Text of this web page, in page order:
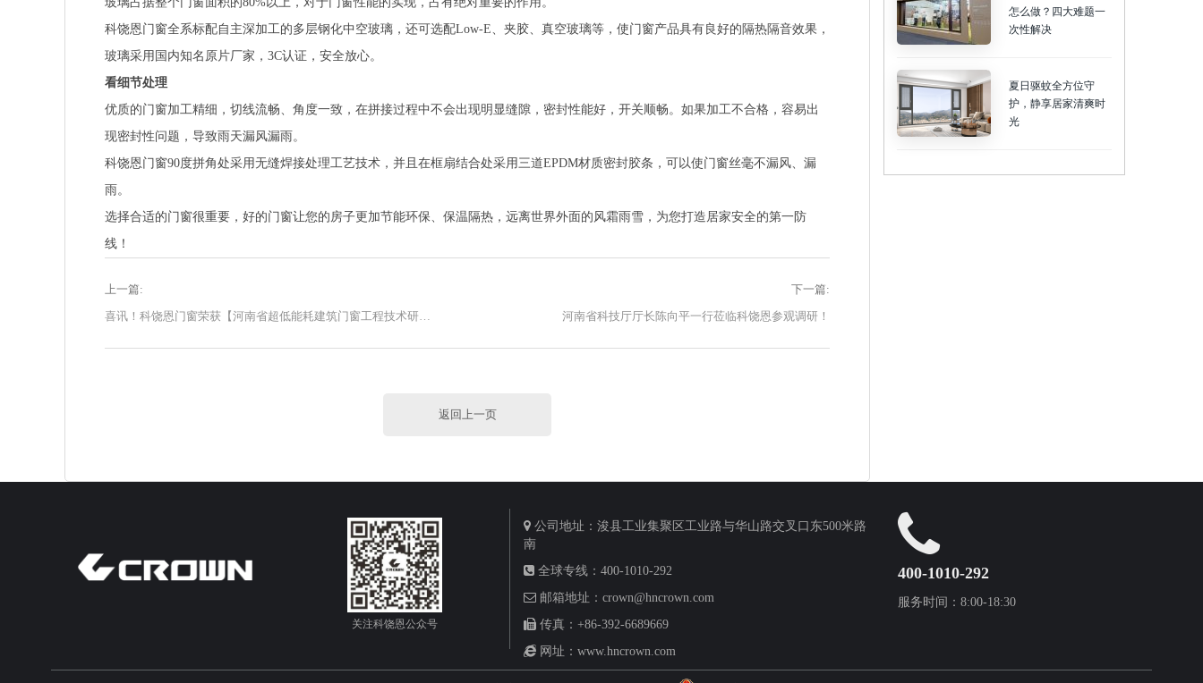
科饶恩门窗全系标配自主深加工的多层钢化中空玻璃，还可选配Low-E、夹胶、真空玻璃等，使门窗产品具有良好的隔热隔音效果，
玻璃采用国内知名原片厂家，3C认证，安全放心。
看细节处理
优质的门窗加工精细，切线流畅、角度一致，在拼接过程中不会出现明显缝隙，密封性能好，开关顺畅。如果加工不合格，容易出
现密封性问题，导致雨天漏风漏雨。
科饶恩门窗90度拼角处采用无缝焊接处理工艺技术，并且在框扇结合处采用三道EPDM材质密封胶条，可以使门窗丝毫不漏风、漏
雨。
选择合适的门窗很重要，好的门窗让您的房子更加节能环保、保温隔热，远离世界外面的风霜雨雪，为您打造居家安全的第一防
线！
上一篇:
喜讯！科饶恩门窗荣获【河南省超低能耗建筑门窗工程技术研究中心】称号！
下一篇:
河南省科技厅厅长陈向平一行莅临科饶恩参观调研！
返回上一页
怎么做？四大难题一
次性解决
夏日驱蚊全方位守
护，静享居家清爽时
光
关注科饶恩公众号
公司地址：浚县工业集聚区工业路与华山路交叉口东500米路
南
全球专线：400-1010-292
邮箱地址：crown@hncrown.com
传真：+86-392-6689669
网址：www.hncrown.com
400-1010-292
服务时间：8:00-18:30